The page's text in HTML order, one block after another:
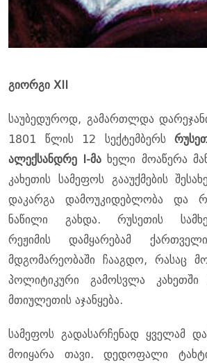
გიორგი XII
საუბედუროდ, გამართლდა
1801 წლის 12 სექტემბერს
ალექსანდრე I-მა ხელი მოაწერა
კახეთის სამეფოს გააუქმების
დაკარგა დამოუკიდებლობა და
ნაწილი გახდა. რუსეთის
რეჟიმის დამყარებამ
მდგომარეობაში ჩააგდო, რასაც
პოლიტიკური გამოსვლა
მთიულეთის აჯანყება.
სამეფოს გადასარჩენად ყველამ
მოიყარა თავი. დედოფალი